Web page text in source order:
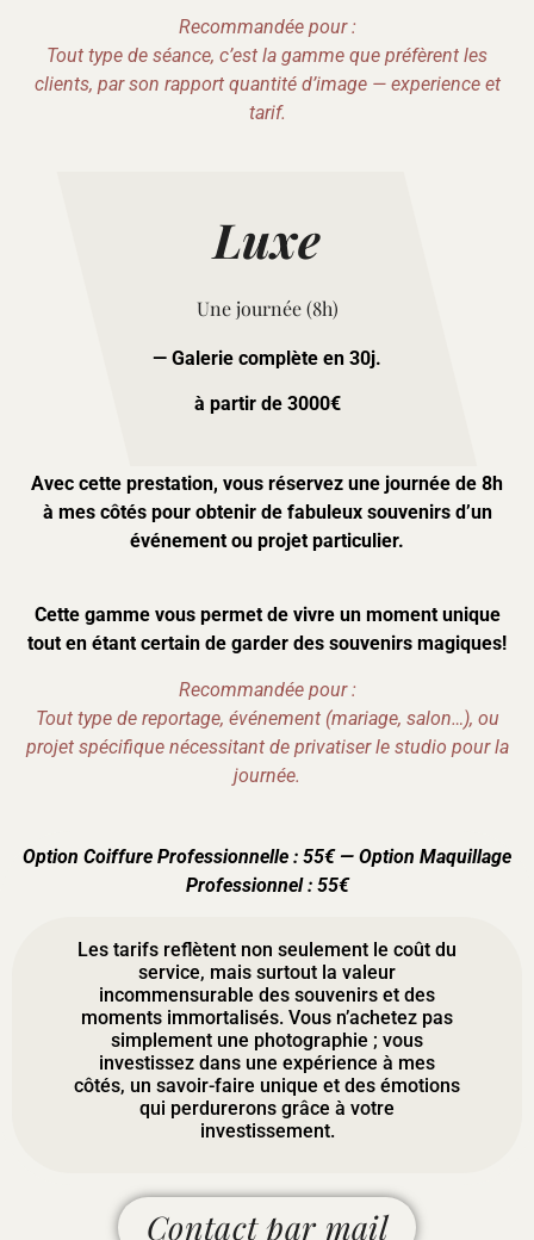
Recommandée pour :
Tout type de séance, c’est la gamme que préfèrent les
clients, par son rapport quantité d’image — experience et
tarif.
Luxe
Une journée (8h)
— Galerie complète en 30j.
à partir de 3000€
Avec cette prestation, vous réservez une journée de 8h
à mes côtés pour obtenir de fabuleux souvenirs d’un
événement ou projet particulier.
Cette gamme vous permet de vivre un moment unique
tout en étant certain de garder des souvenirs magiques!
Recommandée pour :
Tout type de reportage, événement (mariage, salon…), ou
projet spécifique nécessitant de privatiser le studio pour la
journée.
Option Coiffure Professionnelle : 55€ — Option Maquillage
Professionnel : 55€
Les tarifs reflètent non seulement le coût du
service, mais surtout la valeur
incommensurable des souvenirs et des
moments immortalisés. Vous n’achetez pas
simplement une photographie ; vous
investissez dans une expérience à mes
côtés, un savoir-faire unique et des émotions
qui perdurerons grâce à votre
investissement.
Contact par mail